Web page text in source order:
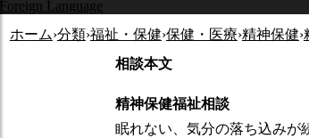
Foreign Language
ホーム›分類›福祉・保健›保健・医療›精神保健›
相談本文
精神保健福祉相談
眠れない、気分の落ち込みが